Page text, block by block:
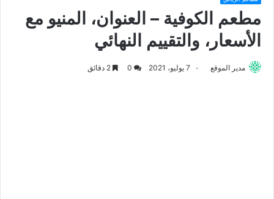
مطعم الكوفية – العنوان، المنيو مع
الأسعار، والتقييم النهائي
مدير الموقع 7 يوليو، 2021